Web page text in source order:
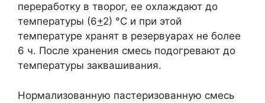
переработку в творог, ее охлаждают до
температуры (6+2) °С и при этой
температуре хранят в резервуарах не более
6 ч. После хранения смесь подогревают до
температуры заквашивания.
Нормализованную пастеризованную смесь